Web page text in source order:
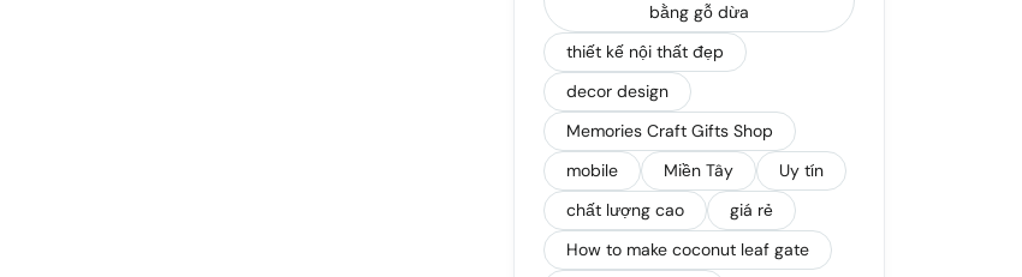
bằng gỗ dừa
thiết kế nội thất đẹp
decor design
Memories Craft Gifts Shop
mobile
Miền Tây
Uy tín
chất lượng cao
giá rẻ
How to make coconut leaf gate